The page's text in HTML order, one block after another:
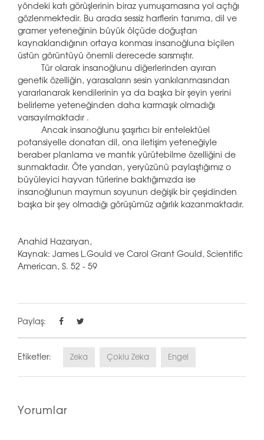
yöndeki katı görüşlerinin biraz yumuşamasına yol açtığı
gözlenmektedir. Bu arada sessiz harflerin tanıma, dil ve
gramer yeteneğinin büyük ölçüde doğuştan
kaynaklandığının ortaya konması insanoğluna biçilen
üstün görüntüyü önemli derecede sarsmıştır.
Tür olarak insanoğlunu diğerlerinden ayıran
genetik özelliğin, yarasaların sesin yankılanmasından
yararlanarak kendilerinin ya da başka bir şeyin yerini
belirleme yeteneğinden daha karmaşık olmadığı
varsayılmaktadır .
Ancak insanoğlunu şaşırtıcı bir entelektüel
potansiyelle donatan dil, ona iletişim yeteneğiyle
beraber planlama ve mantık yürütebilme özelliğini de
sunmaktadır. Öte yandan, yeryüzünü paylaştığımız o
büyüleyici hayvan türlerine baktığımızda ise
insanoğlunun maymun soyunun değişik bir çeşidinden
başka bir şey olmadığı görüşümüz ağırlık kazanmaktadır.
Anahid Hazaryan,
Kaynak: James L.Gould ve Carol Grant Gould, Scientific
American, S. 52 - 59
Paylaş:
Etiketler: Zeka Çoklu Zeka Engel
Yorumlar